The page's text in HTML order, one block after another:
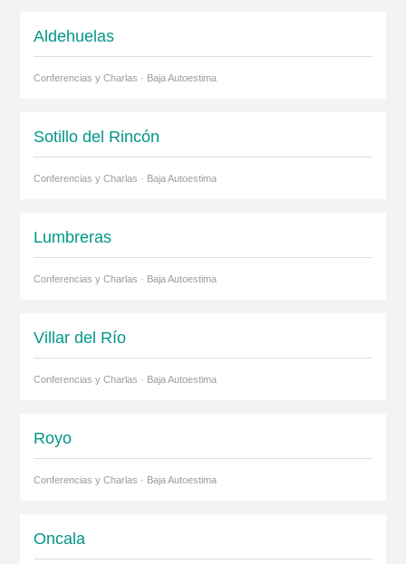
Aldehuelas
Conferencias y Charlas · Baja Autoestima
Sotillo del Rincón
Conferencias y Charlas · Baja Autoestima
Lumbreras
Conferencias y Charlas · Baja Autoestima
Villar del Río
Conferencias y Charlas · Baja Autoestima
Royo
Conferencias y Charlas · Baja Autoestima
Oncala